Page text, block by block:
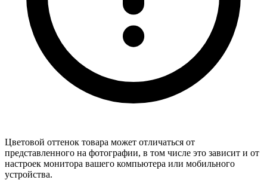
Цветовой оттенок товара может отличаться от
представленного на фотографии, в том числе это зависит и от
настроек монитора вашего компьютера или мобильного
устройства.